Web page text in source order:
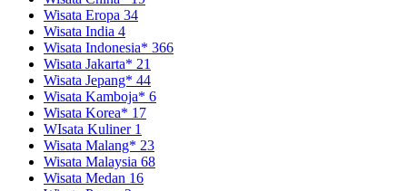
Wisata Eropa 34
Wisata India 4
Wisata Indonesia* 366
Wisata Jakarta* 21
Wisata Jepang* 44
Wisata Kamboja* 6
Wisata Korea* 17
WIsata Kuliner 1
Wisata Malang* 23
Wisata Malaysia 68
Wisata Medan 16